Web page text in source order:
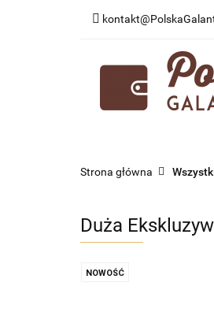
Strona główna
Duża
NOWOŚĆ